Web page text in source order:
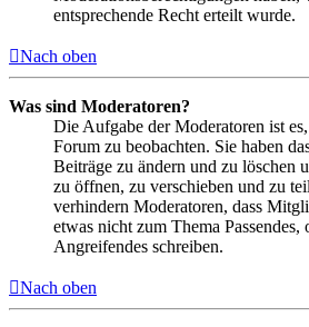
entsprechende Recht erteilt wurde.
Nach oben
Was sind Moderatoren?
Die Aufgabe der Moderatoren ist
Forum zu beobachten. Sie haben
Beiträge zu ändern und zu löschen
zu öffnen, zu verschieben und zu
verhindern Moderatoren, dass
etwas nicht zum Thema
Angreifendes schreiben.
Nach oben